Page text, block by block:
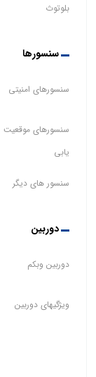
بلوتوث
سنسورها
سنسورهای امنیتی
سنسورهای موقعیت
یابی
سنسور های دیگر
دوربین
دوربین وبکم
ویژگیهای دوربین